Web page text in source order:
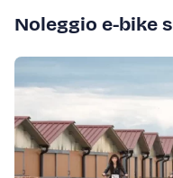
Noleggio e-bike